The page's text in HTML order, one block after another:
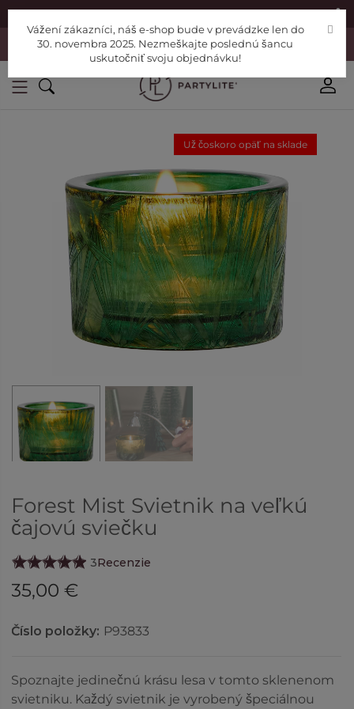
|
Vážení zákazníci, náš e-shop bude v prevádzke len do 30. novembra
2025. Nezmeškajte poslednú šancu uskutočniť svoju objednávku!
Už čoskoro opäť na sklade
Forest Mist Svietnik na veľkú
čajovú sviečku
3Recenzie
35,00 €
Číslo položky: P93833
Spoznajte jedinečnú krásu lesa v tomto sklenenom
svietniku. Každý svietnik je vyrobený špeciálnou
Vážení zákazníci, náš e-shop bude v prevádzke len do
30. novembra 2025. Nezmeškajte poslednú šancu
uskutočniť svoju objednávku!